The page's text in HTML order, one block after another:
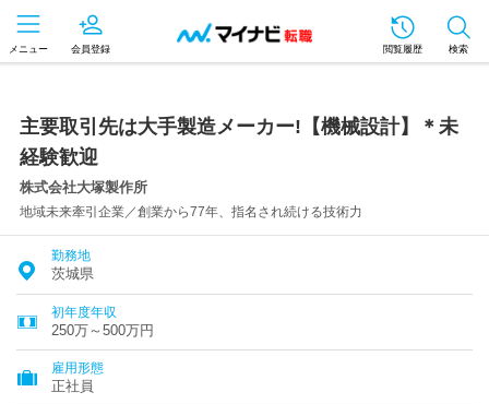
メニュー 会員登録 閲覧履歴 検索
主要取引先は大手製造メーカー!【機械設計】＊未
経験歓迎
株式会社大塚製作所
地域未来牽引企業／創業から77年、指名され続ける技術力
勤務地
茨城県
初年度年収
250万～500万円
雇用形態
正社員